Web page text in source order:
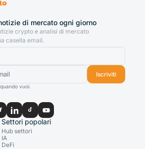
di mercato ogni giorno
crypto e analisi di mercato
casella email.
Iscriviti
vuoi.
Settori popolari
Hub settori
IA
DeFi